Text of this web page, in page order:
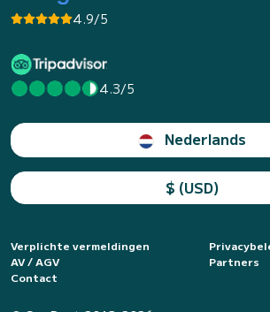
4.9/5
4.3/5
Nederlands
$ (USD)
Verplichte vermeldingen
AV / AGV
Partners
Contact